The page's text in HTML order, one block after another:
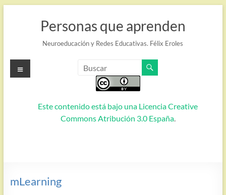
Personas que aprenden
Neuroeducación y Redes Educativas. Félix Eroles
Este contenido está bajo una Licencia Creative
Commons Atribución 3.0 España.
Menú
mLearning